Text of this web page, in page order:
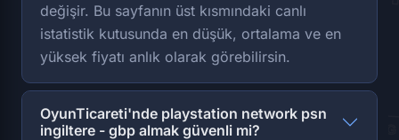
değişir. Bu sayfanın üst kısmındaki canlı
istatistik kutusunda en düşük, ortalama ve en
yüksek fiyatı anlık olarak görebilirsin.
OyunTicareti'nde playstation network psn
ingiltere - gbp almak güvenli mi?